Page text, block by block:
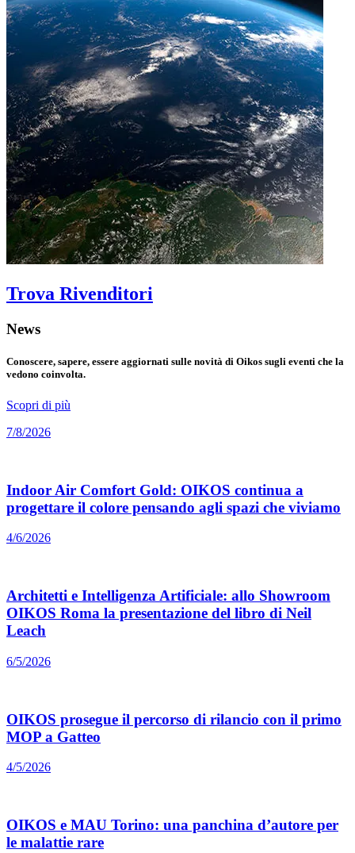
Trova Rivenditori
News
Conoscere, sapere, essere aggiornati sulle novità di Oikos sugli eventi che la
vedono coinvolta.
Scopri di più
7/8/2026
Indoor Air Comfort Gold: OIKOS continua a
progettare il colore pensando agli spazi che viviamo
4/6/2026
Architetti e Intelligenza Artificiale: allo Showroom
OIKOS Roma la presentazione del libro di Neil
Leach
6/5/2026
OIKOS prosegue il percorso di rilancio con il primo
MOP a Gatteo
4/5/2026
OIKOS e MAU Torino: una panchina d’autore per
le malattie rare